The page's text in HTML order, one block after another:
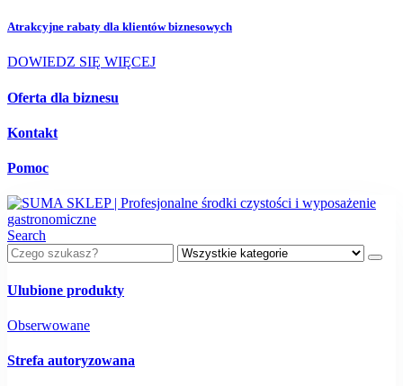
Atrakcyjne rabaty dla klientów biznesowych
DOWIEDZ SIĘ WIĘCEJ
Oferta dla biznesu
Kontakt
Pomoc
Search
Ulubione produkty
Obserwowane
Strefa autoryzowana